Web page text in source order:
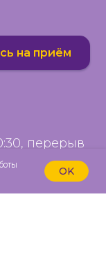
на приём
перерыв
14:00–
OK